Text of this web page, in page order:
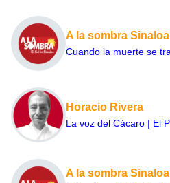
A la sombra Sinaloa
Cuando la muerte se
Horacio Rivera
La voz del Cácaro | El
A la sombra Sinaloa